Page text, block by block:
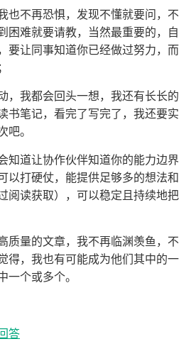
也不再恐惧，发现不懂就要问，不
困难就要请教，当然最重要的，自
要让同事知道你已经做过努力，而
，我都会回头一想，我还有长长的
书笔记，看完了写完了，我还要实
吧。
知道让协作伙伴知道你的能力边界
以打硬仗，能提供足够多的想法和
阅读获取），可以稳定且持续地把
质量的文章，我不再临渊羡鱼，不
得，我也有可能成为他们其中的一
一个或多个。
答